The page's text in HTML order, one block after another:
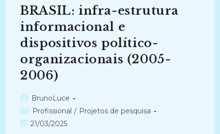
BRASIL: infra-estrutura
informacional e
dispositivos político-
organizacionais (2005-
2006)
Autor
do
post:
BrunoLuce
Categoria
do
Profissional / Projetos de pesquisa
Post21/03/2025